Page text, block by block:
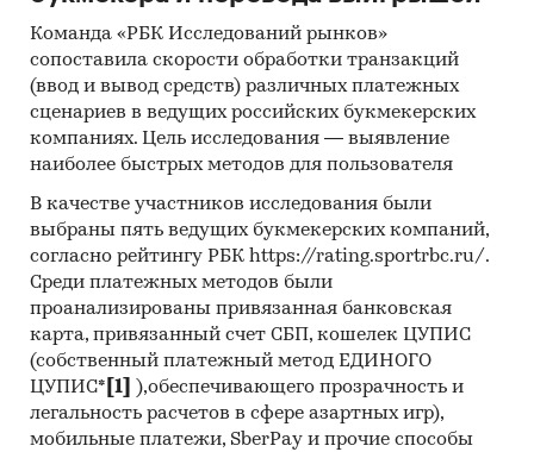
информации из различных источников,
проведение расчетов. Статистика и
аналитика
Прогноз ГидМаркет. Современные
статистические методы прогнозирования с
поправкой на мнение экспертов.
Категории: Промышленность / Химическая
промышленность / Производство эфирных
масел
Промышленность / Фармацевтика
Медицинские изделия
Россия
Команда «РБК Исследований рынков»
сопоставила скорости обработки транзакций
(ввод и вывод средств) различных платежных
сценариев в ведущих российских букмекерских
компаниях. Цель исследования — выявление
наиболее быстрых методов для пользователя
В качестве участников исследования были
выбраны пять ведущих букмекерских компаний,
согласно рейтингу РБК https://rating.sportrbc.ru/.
Среди платежных методов были
проанализированы привязанная банковская
карта, привязанный счет СБП, кошелек ЦУПИС
(собственный платежный метод ЕДИНОГО
ЦУПИС* [1]
),обеспечивающего прозрачность и
легальность расчетов в сфере азартных игр),
мобильные платежи, SberPay и прочие способы